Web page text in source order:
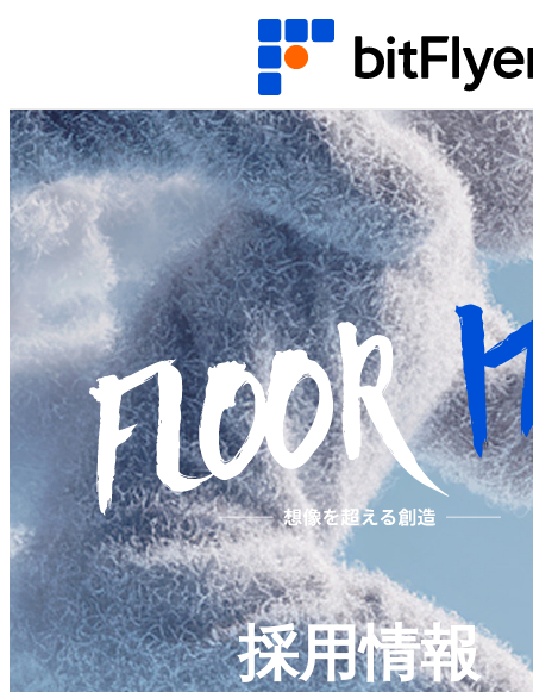
採用情報